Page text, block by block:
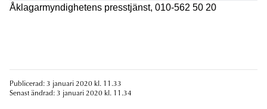
Åklagarmyndighetens presstjänst, 010-562 50 20
Publicerad: 3 januari 2020 kl. 11.33
Senast ändrad: 3 januari 2020 kl. 11.34